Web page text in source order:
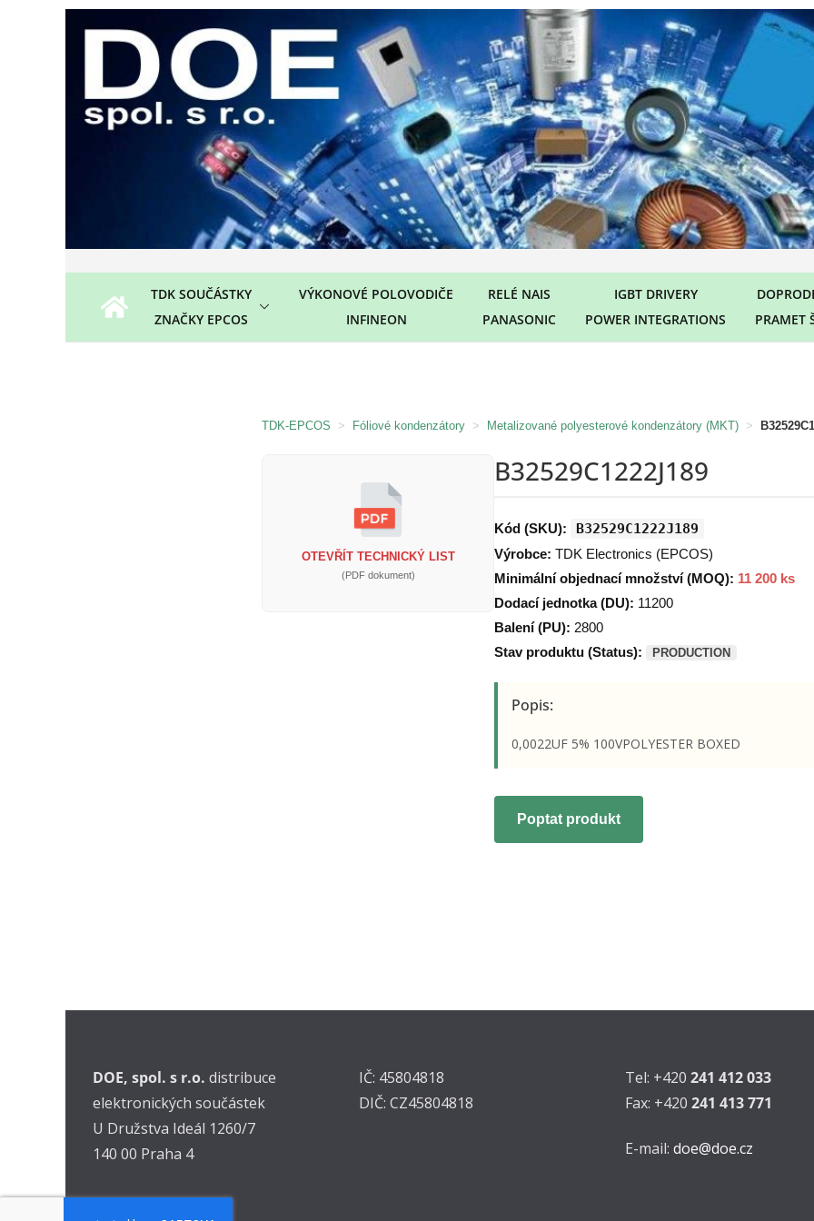
TDK SOUČÁSTKY
ZNAČKY EPCOS
VÝKONOVÉ POLOVODIČE
INFINEON
RELÉ NAIS
PANASONIC
IGBT DRIVERY
POWER INTEGRATIONS
PRAMET
TDK-EPCOS > Fóliové kondenzátory > Metalizované polyesterové kondenzátory (MKT) >
OTEVŘÍT TECHNICKÝ LIST
(PDF dokument)
B32529C1222J189
Kód (SKU): B32529C1222J189
Výrobce: TDK Electronics (EPCOS)
Minimální objednací množství (MOQ): 11 200 ks
Dodací jednotka (DU): 11200
Balení (PU): 2800
Stav produktu (Status):
PRODUCTION
Popis:
0,0022UF 5% 100VPOLYESTER BOXED
Poptat produkt
DOE, spol. s r.o. distribuce
elektronických součástek
U Družstva Ideál 1260/7
140 00 Praha 4
IČ: 45804818
DIČ: CZ45804818
Tel: +420 241 412 033
Fax: +420 241 413 771
E-mail: doe@doe.cz